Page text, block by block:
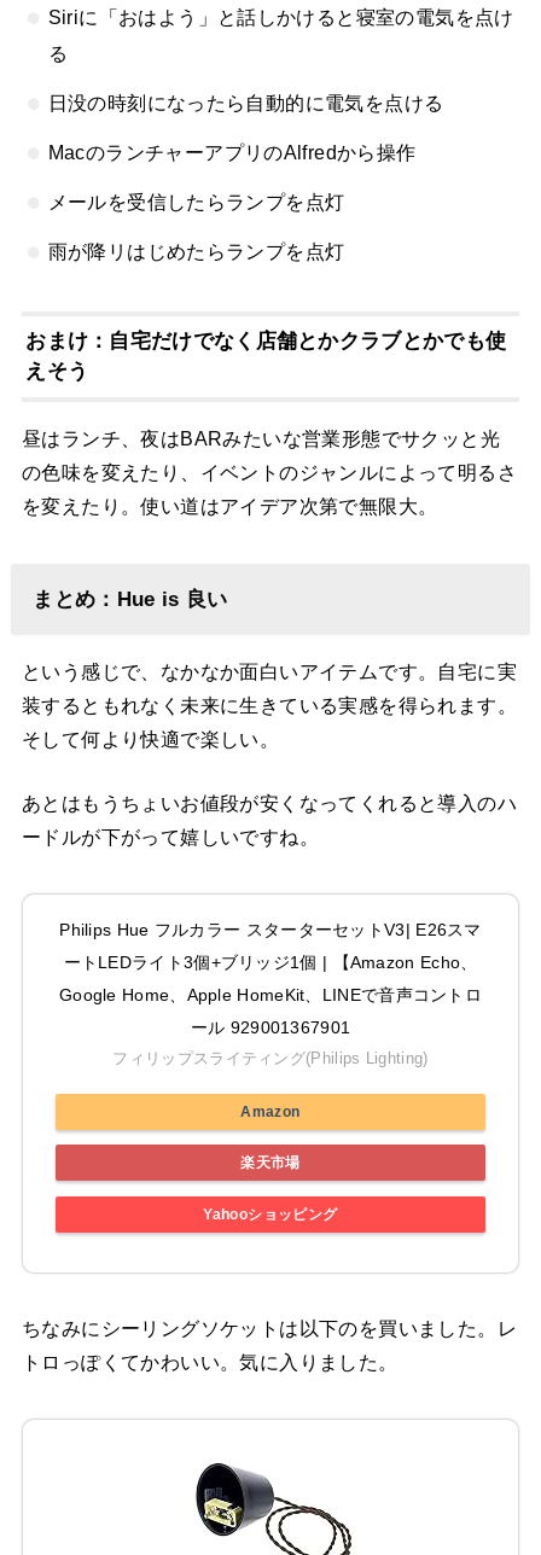
Siriに「おはよう」と話しかけると寝室の電気を点け
る
日没の時刻になったら自動的に電気を点ける
MacのランチャーアプリのAlfredから操作
メールを受信したらランプを点灯
雨が降リはじめたらランプを点灯
おまけ：自宅だけでなく店舗とかクラブとかでも使
えそう
昼はランチ、夜はBARみたいな営業形態でサクッと光
の色味を変えたり、イベントのジャンルによって明るさ
を変えたり。使い道はアイデア次第で無限大。
まとめ：Hue is 良い
という感じで、なかなか面白いアイテムです。自宅に実
装するともれなく未来に生きている実感を得られます。
そして何より快適で楽しい。
あとはもうちょいお値段が安くなってくれると導入のハ
ードルが下がって嬉しいですね。
Philips Hue フルカラー スターターセットV3| E26スマ
ートLEDライト3個+ブリッジ1個 | 【Amazon Echo、
Google Home、Apple HomeKit、LINEで音声コントロ
ール 929001367901
フィリップスライティング(Philips Lighting)
Amazon
楽天市場
Yahooショッピング
ちなみにシーリングソケットは以下のを買いました。レ
トロっぽくてかわいい。気に入りました。